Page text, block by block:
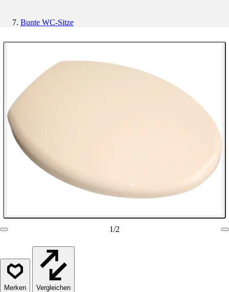
Bunte WC-Sitze
1/2
Vergleichen